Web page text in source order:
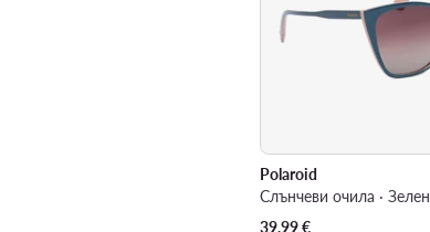
Polaroid
Слънчеви очила · Зелен
39,99€